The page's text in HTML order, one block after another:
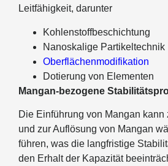
Leitfähigkeit, darunter
Kohlenstoffbeschichtung
Nanoskalige Partikeltechnik
Oberflächenmodifikation
Dotierung von Elementen
Mangan-bezogene
Die Einführung von Mangan
und zur Auflösung von Mangan
führen, was die langfristige
den Erhalt der Kapazität